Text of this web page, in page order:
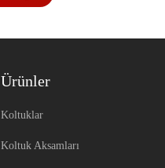
Ürünler
Koltuklar
Koltuk Aksamları